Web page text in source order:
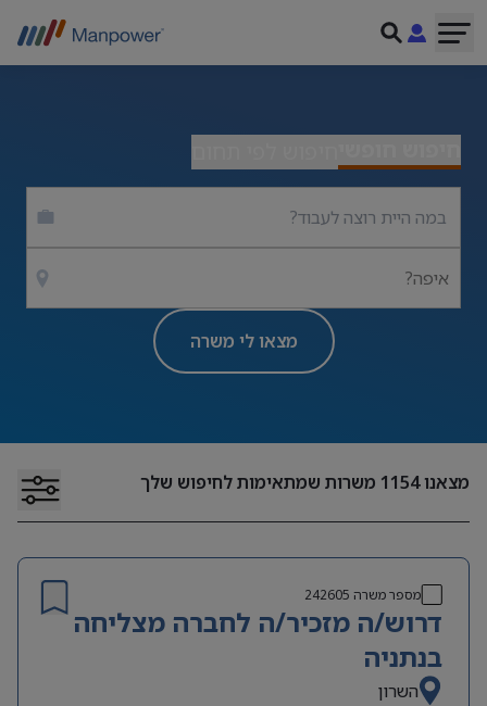
איפה?
מצאו לי משרה
מצאנו1154 משרות שמתאימות לחיפוש שלך
מספר משרה 242605
דרוש/ה מזכיר/ה לחברה מצליחה
בנתניה
השרון